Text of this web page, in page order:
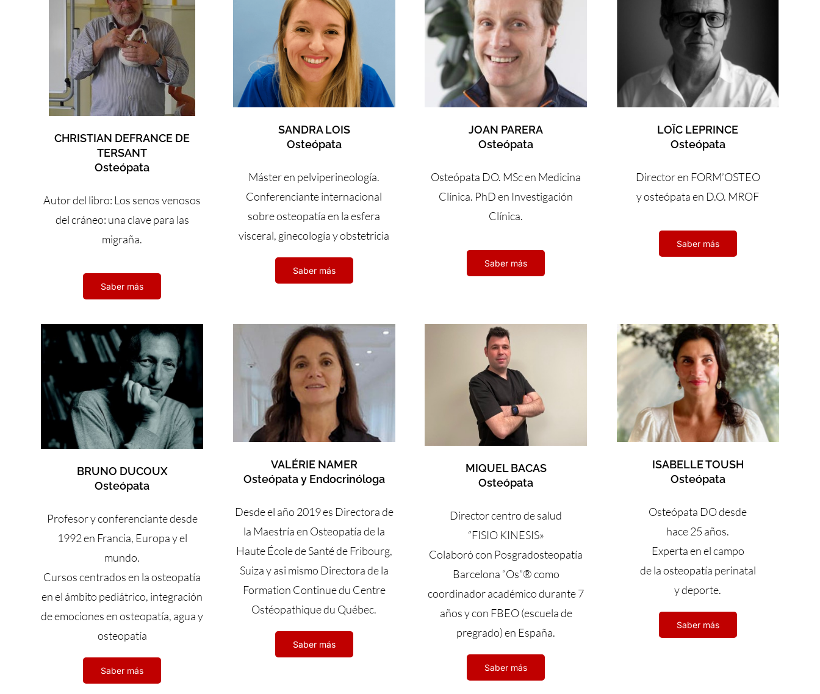
CHRISTIAN DEFRANCE DE
TERSANT
Osteópata
Autor del libro: Los senos venosos
del cráneo: una clave para las
migraña.
Saber más
SANDRA LOIS
Osteópata
Máster en pelviperineología.
Conferenciante internacional
sobre osteopatía en la esfera
visceral, ginecología y obstetricia
Saber más
JOAN PARERA
Osteópata
Osteópata DO. MSc en Medicina
Clínica. PhD en Investigación
Clínica.
Saber más
LOÏC LEPRINCE
Osteópata
Director en FORM’OSTEO
y osteópata en D.O. MROF
Saber más
BRUNO DUCOUX
Osteópata
Profesor y conferenciante desde
1992 en Francia, Europa y el
mundo.
Cursos centrados en la osteopatía
en el ámbito pediátrico, integración
de emociones en osteopatía, agua y
osteopatía
Saber más
VALÉRIE NAMER
Osteópata y Endocrinóloga
Desde el año 2019 es Directora de
la Maestría en Osteopatía de la
Haute École de Santé de Fribourg,
Suiza y asi mismo Directora de la
Formation Continue du Centre
Ostéopathique du Québec.
Saber más
MIQUEL BACAS
Osteópata
Director centro de salud
“FISIO KINESIS»
Colaboró con Posgradosteopatía
Barcelona “Os”® como
coordinador académico durante 7
años y con FBEO (escuela de
pregrado) en España.
Saber más
ISABELLE TOUSH
Osteópata
Osteópata DO desde
hace 25 años.
Experta en el campo
de la osteopatía perinatal
y deporte.
Saber más